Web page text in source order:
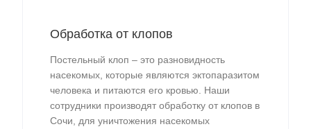
Обработка от клопов
Постельный клоп – это разновидность
насекомых, которые являются эктопаразитом
человека и питаются его кровью. Наши
сотрудники производят обработку от клопов в
Сочи, для уничтожения насекомых